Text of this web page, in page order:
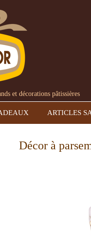
et décorations pâtissières
ARTICLES
Décor à